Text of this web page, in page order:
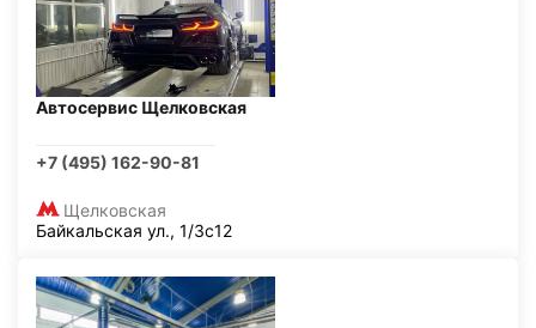
Автосервис Щелковская
+7 (495) 162-90-81
Щелковская
Байкальская ул., 1/3с12